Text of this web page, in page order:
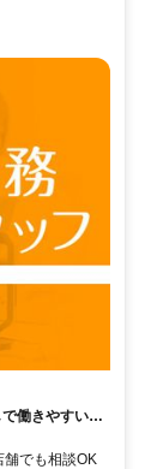
働きやすい！
でも相談OK